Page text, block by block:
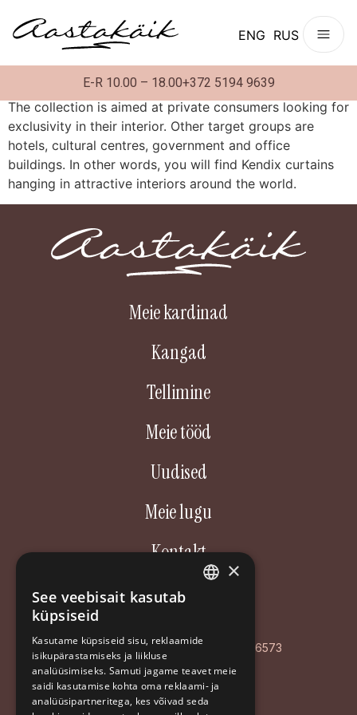
ENG RUS
E-R 10.00 – 18.00+372 5194 9639
The collection is aimed at private consumers looking for
exclusivity in their interior. Other target groups are
hotels, cultural centres, government and office
buildings. In other words, you will find Kendix curtains
hanging in attractive interiors around the world.
Meie kardinad
Kangad
Tellimine
Meie tööd
Uudised
Meie lugu
Kontakt
Aastakäik OÜ
AS LHV Pank: EE127700771008596573
Registrikood: EE102126468
+372 5194 9639
×
See veebisait kasutab
küpsiseid
Kasutame küpsiseid sisu, reklaamide
isikupärastamiseks ja liikluse
analüüsimiseks. Samuti jagame teavet meie
saidi kasutamise kohta oma reklaami- ja
analüüsipartneritega, kes võivad seda